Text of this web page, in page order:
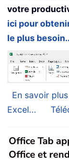
votre
ici pour
le plus
En savoir
Excel...
Office Tab
Office et